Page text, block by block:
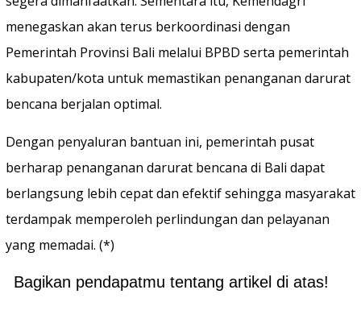
menegaskan akan terus berkoordinasi dengan
Pemerintah Provinsi Bali melalui BPBD serta pemerintah
kabupaten/kota untuk memastikan penanganan darurat
bencana berjalan optimal.
Dengan penyaluran bantuan ini, pemerintah pusat
berharap penanganan darurat bencana di Bali dapat
berlangsung lebih cepat dan efektif sehingga masyarakat
terdampak memperoleh perlindungan dan pelayanan
yang memadai. (*)
Bagikan pendapatmu tentang artikel di atas!